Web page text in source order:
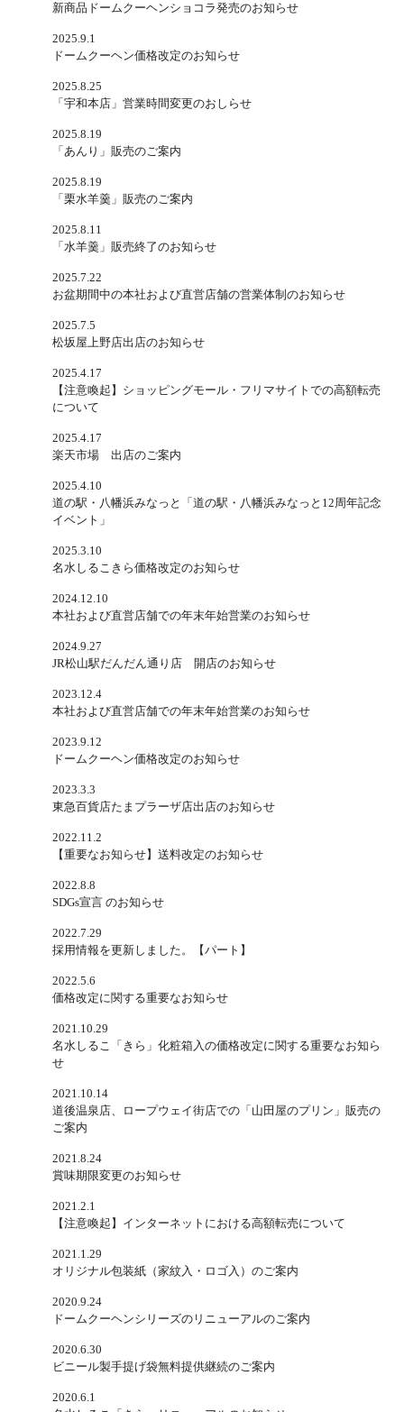
新商品ドームクーヘンショコラ発売のお知らせ
2025.9.1
ドームクーヘン価格改定のお知らせ
2025.8.25
「宇和本店」営業時間変更のおしらせ
2025.8.19
「あんり」販売のご案内
2025.8.19
「栗水羊羹」販売のご案内
2025.8.11
「水羊羹」販売終了のお知らせ
2025.7.22
お盆期間中の本社および直営店舗の営業体制のお知らせ
2025.7.5
松坂屋上野店出店のお知らせ
2025.4.17
【注意喚起】ショッピングモール・フリマサイトでの高額転売
について
2025.4.17
楽天市場 出店のご案内
2025.4.10
道の駅・八幡浜みなっと「道の駅・八幡浜みなっと12周年記念
イベント」
2025.3.10
名水しるこきら価格改定のお知らせ
2024.12.10
本社および直営店舗での年末年始営業のお知らせ
2024.9.27
JR松山駅だんだん通り店 開店のお知らせ
2023.12.4
本社および直営店舗での年末年始営業のお知らせ
2023.9.12
ドームクーヘン価格改定のお知らせ
2023.3.3
東急百貨店たまプラーザ店出店のお知らせ
2022.11.2
【重要なお知らせ】送料改定のお知らせ
2022.8.8
SDGs宣言 のお知らせ
2022.7.29
採用情報を更新しました。【パート】
2022.5.6
価格改定に関する重要なお知らせ
2021.10.29
名水しるこ「きら」化粧箱入の価格改定に関する重要なお知ら
せ
2021.10.14
道後温泉店、ロープウェイ街店での「山田屋のプリン」販売の
ご案内
2021.8.24
賞味期限変更のお知らせ
2021.2.1
【注意喚起】インターネットにおける高額転売について
2021.1.29
オリジナル包装紙（家紋入・ロゴ入）のご案内
2020.9.24
ドームクーヘンシリーズのリニューアルのご案内
2020.6.30
ビニール製手提げ袋無料提供継続のご案内
2020.6.1